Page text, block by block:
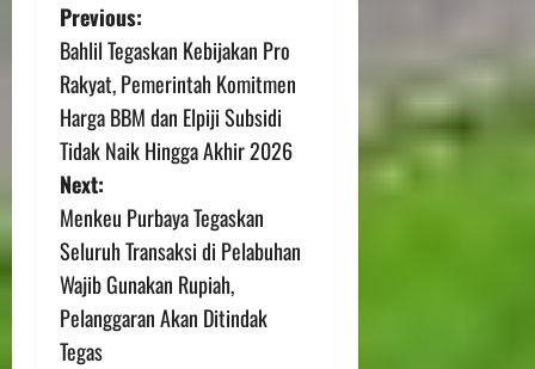
Previous:
Bahlil Tegaskan Kebijakan Pro
Rakyat, Pemerintah Komitmen
Harga BBM dan Elpiji Subsidi
Tidak Naik Hingga Akhir 2026
Next:
Menkeu Purbaya Tegaskan
Seluruh Transaksi di Pelabuhan
Wajib Gunakan Rupiah,
Pelanggaran Akan Ditindak
Tegas